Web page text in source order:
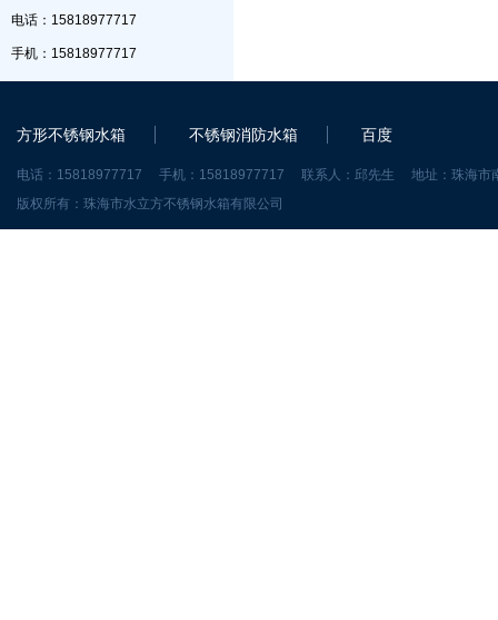
电话：15818977717
手机：15818977717
方形不锈钢水箱 不锈钢消防水箱 百度
电话：15818977717 手机：15818977717 联系人：邱先生 地址：珠海市
版权所有：珠海市水立方不锈钢水箱有限公司